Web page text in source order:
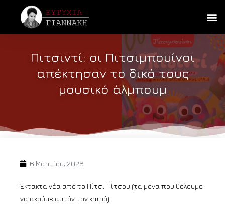
Πιτσιντί: οι Πιτσιμπουίνοι
απέκτησαν το δικό τους
μουσικό άλμπουμ
6 Μαρτίου, 2026
Έκτακτα νέα από το Πίτσι Πίτσου (τα μόνα που θέλουμε
να ακούμε αυτόν τον καιρό).